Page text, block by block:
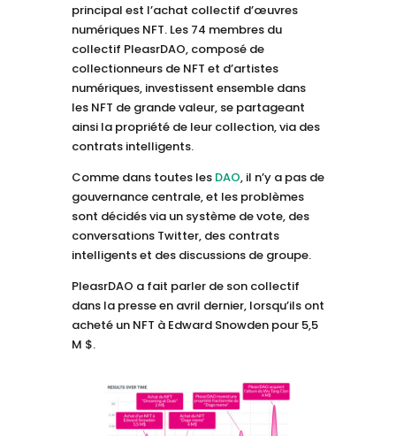
principal est l’achat collectif d’œuvres
numériques NFT. Les 74 membres du
collectif PleasrDAO, composé de
collectionneurs de NFT et d’artistes
numériques, investissent ensemble dans
les NFT de grande valeur, se partageant
ainsi la propriété de leur collection, via des
contrats intelligents.
Comme dans toutes les DAO, il n’y a pas de
gouvernance centrale, et les problèmes
sont décidés via un système de vote, des
conversations Twitter, des contrats
intelligents et des discussions de groupe.
PleasrDAO a fait parler de son collectif
dans la presse en avril dernier, lorsqu’ils ont
acheté un NFT à Edward Snowden pour 5,5
M $.